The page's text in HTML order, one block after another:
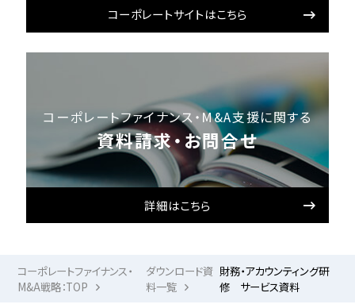
コーポレートサイトはこちら
コーポレートファイナンス・M&A支援に関する
資料請求・お問合せ
詳細はこちら
コーポレートファイナンス・
M&A戦略：TOP
ダウンロード資
料一覧
財務・アカウンティング研
修 サービス資料